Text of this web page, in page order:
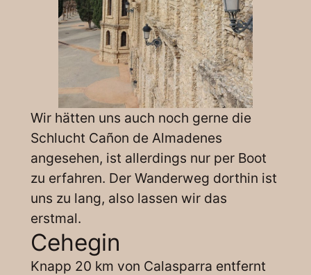
Wir hätten uns auch noch gerne die
Schlucht Cañon de Almadenes
angesehen, ist allerdings nur per Boot
zu erfahren. Der Wanderweg dorthin ist
uns zu lang, also lassen wir das
erstmal.
Cehegin
Knapp 20 km von Calasparra entfernt